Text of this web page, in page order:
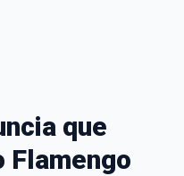
que
Flamengo